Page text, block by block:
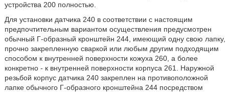
устройства 200 полностью.
Для установки датчика 240 в соответствии с настоящим
предпочтительным вариантом осуществления предусмотрен
обычный Г-образный кронштейн 244, имеющий одну свою лапку,
прочно закрепленную сваркой или любым другим подходящим
способом к внутренней поверхности кожуха 260, а более
конкретно - к внутренней поверхности корпуса 261. Наружной
резьбой корпус датчика 240 закреплен на противоположной
лапке обычного Г-образного кронштейна 244 посредством